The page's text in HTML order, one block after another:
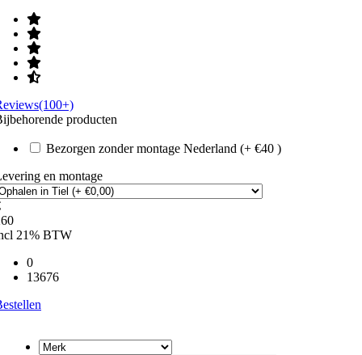
producten
Bezorgen zonder montage Nederland (+ €40 )
en montage
21% BTW
0
13676